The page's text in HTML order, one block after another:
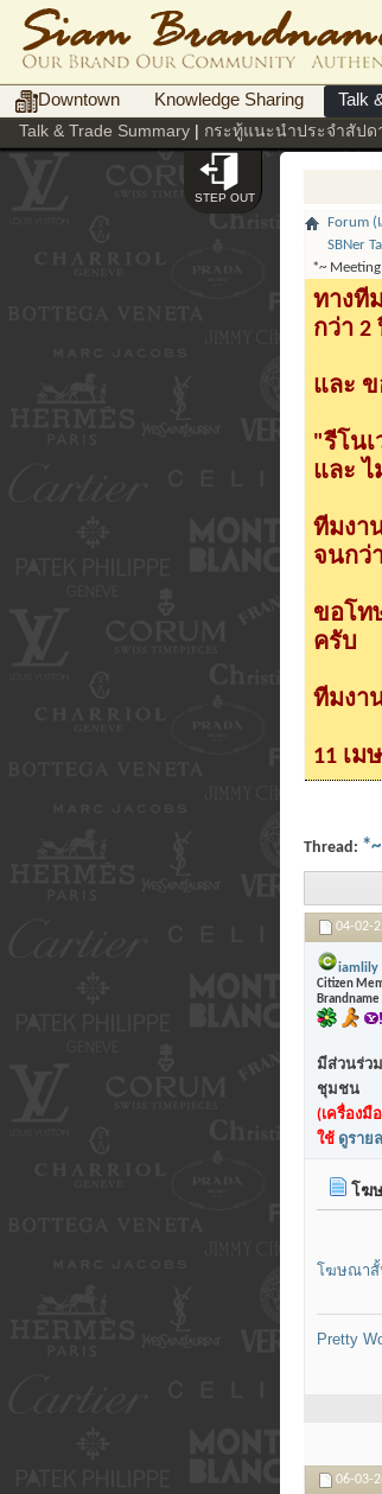
Downtown Knowledge Sharing Talk
Talk & Trade Summary | กระทู้แนะนำประจำสัปด
STEP OUT
Forum (
SBNer
*~
ทางที
กว่า 2
และ ข
"รีโนเ
และ
ทีมงา
จนกว่
ขอโท
ครับ
ทีมงาน
11 เม
Thread:
04-02-
iamlily
Citizen
Brandname
มีส่วนร่ว
ชุมชน
(เครื่องมื
ใช้ ดูราย
โฆ
โฆษณาสั้
Pretty
06-03-